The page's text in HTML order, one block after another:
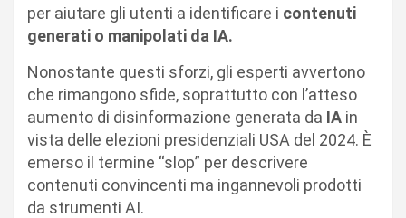
per aiutare gli utenti a identificare i contenuti
generati o manipolati da IA.
Nonostante questi sforzi, gli esperti avvertono
che rimangono sfide, soprattutto con l’atteso
aumento di disinformazione generata da IA in
vista delle elezioni presidenziali USA del 2024. È
emerso il termine “slop” per descrivere
contenuti convincenti ma ingannevoli prodotti
da strumenti AI.